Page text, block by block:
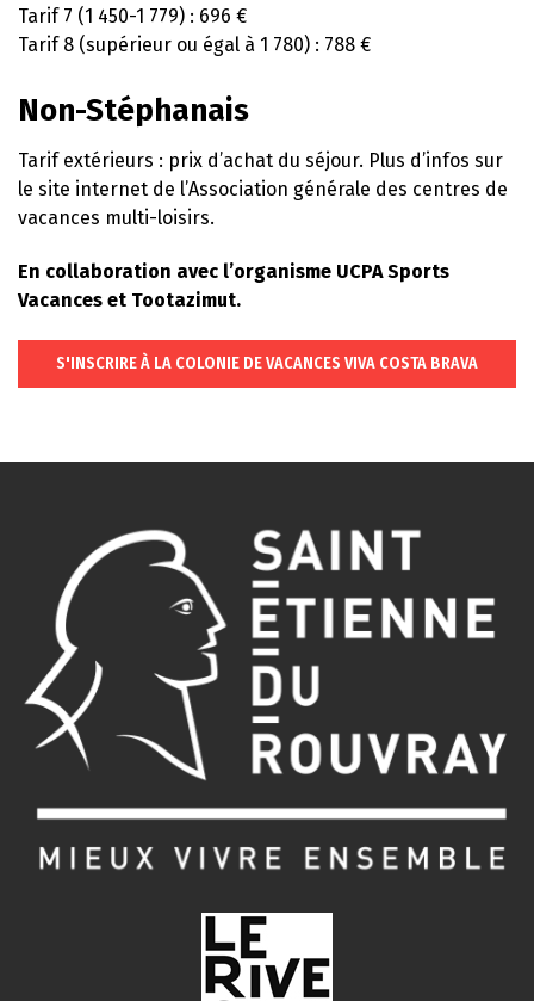
Tarif 7 (1 450-1 779) : 696 €
Tarif 8 (supérieur ou égal à 1 780) : 788 €
Non-Stéphanais
Tarif extérieurs : prix d’achat du séjour. Plus d’infos sur
le site internet de l’Association générale des centres de
vacances multi-loisirs.
En collaboration avec l’organisme UCPA Sports
Vacances et Tootazimut.
S'INSCRIRE À LA COLONIE DE VACANCES VIVA COSTA BRAVA